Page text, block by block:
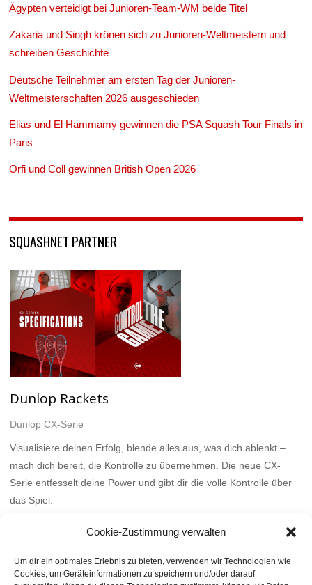
Cookie-Zustimmung verwalten
Um dir ein optimales Erlebnis zu bieten, verwenden wir Technologien wie
Cookies, um Geräteinformationen zu speichern und/oder darauf
Ägypten verteidigt bei Junioren-Team-WM beide Titel
Zakaria und Singh krönen sich zu Junioren-Weltmeistern und
schreiben Geschichte
Deutsche Teilnehmer am ersten Tag der Junioren-
Weltmeisterschaften 2026 ausgeschieden
Elias und El Hammamy gewinnen die PSA Squash Tour Finals in
Paris
Orfi und Coll gewinnen British Open 2026
SQUASHNET PARTNER
Dunlop Rackets
Dunlop CX-Serie
Visualisiere deinen Erfolg, blende alles aus, was dich ablenkt –
mach dich bereit, die Kontrolle zu übernehmen. Die neue CX-
Serie entfesselt deine Power und gibt dir die volle Kontrolle über
das Spiel.